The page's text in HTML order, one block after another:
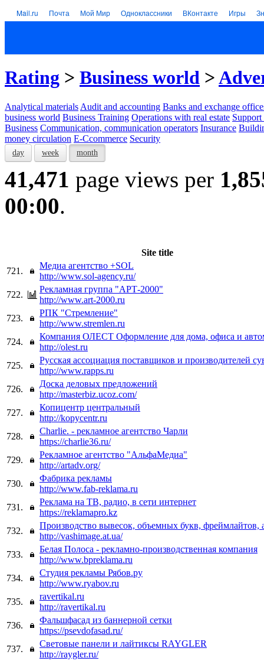
Mail.ru Почта Мой Мир Одноклассники ВКонтакте Игры
Rating > Business world >
Analytical materials Audit and accounting Banks and exchange
business world Business Training Operations with real estate Support
Business Communication, communication operators Insurance
money circulation E-Ccommerce Security
day week month
41,471 page views per
00:00.
Site title
721.
Медиа агентство +SOL
http://www.sol-agency.ru/
722.
Рекламная группа "АРТ-2000"
http://www.art-2000.ru
723.
РПК "Стремление"
http://www.stremlen.ru
724.
Компания ОЛЕСТ Оформление для дома, офиса и
http://olest.ru
725.
Русская ассоциация поставщиков и производителей
http://www.rapps.ru
726.
Доска деловых предложений
http://masterbiz.ucoz.com/
727.
Копицентр центральный
http://kopycentr.ru
728.
Charlie. - рекламное агентство Чарли
https://charlie36.ru/
729.
Рекламное агентство "АльфаМедиа"
http://artadv.org/
730.
Фабрика рекламы
http://www.fab-reklama.ru
731.
Реклама на ТВ, радио, в сети интернет
https://reklamapro.kz
732.
Производство вывесок, объемных букв, фреймлайтов,
http://vashimage.at.ua/
733.
Белая Полоса - рекламно-производственная компания
http://www.bpreklama.ru
734.
Студия рекламы Рябов.ру
http://www.ryabov.ru
735.
ravertikal.ru
http://ravertikal.ru
736.
Фальшфасад из баннерной сетки
https://psevdofasad.ru/
737.
Световые панели и лайтиксы RAYGLER
http://raygler.ru/